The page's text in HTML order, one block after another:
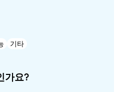
기타
가요?